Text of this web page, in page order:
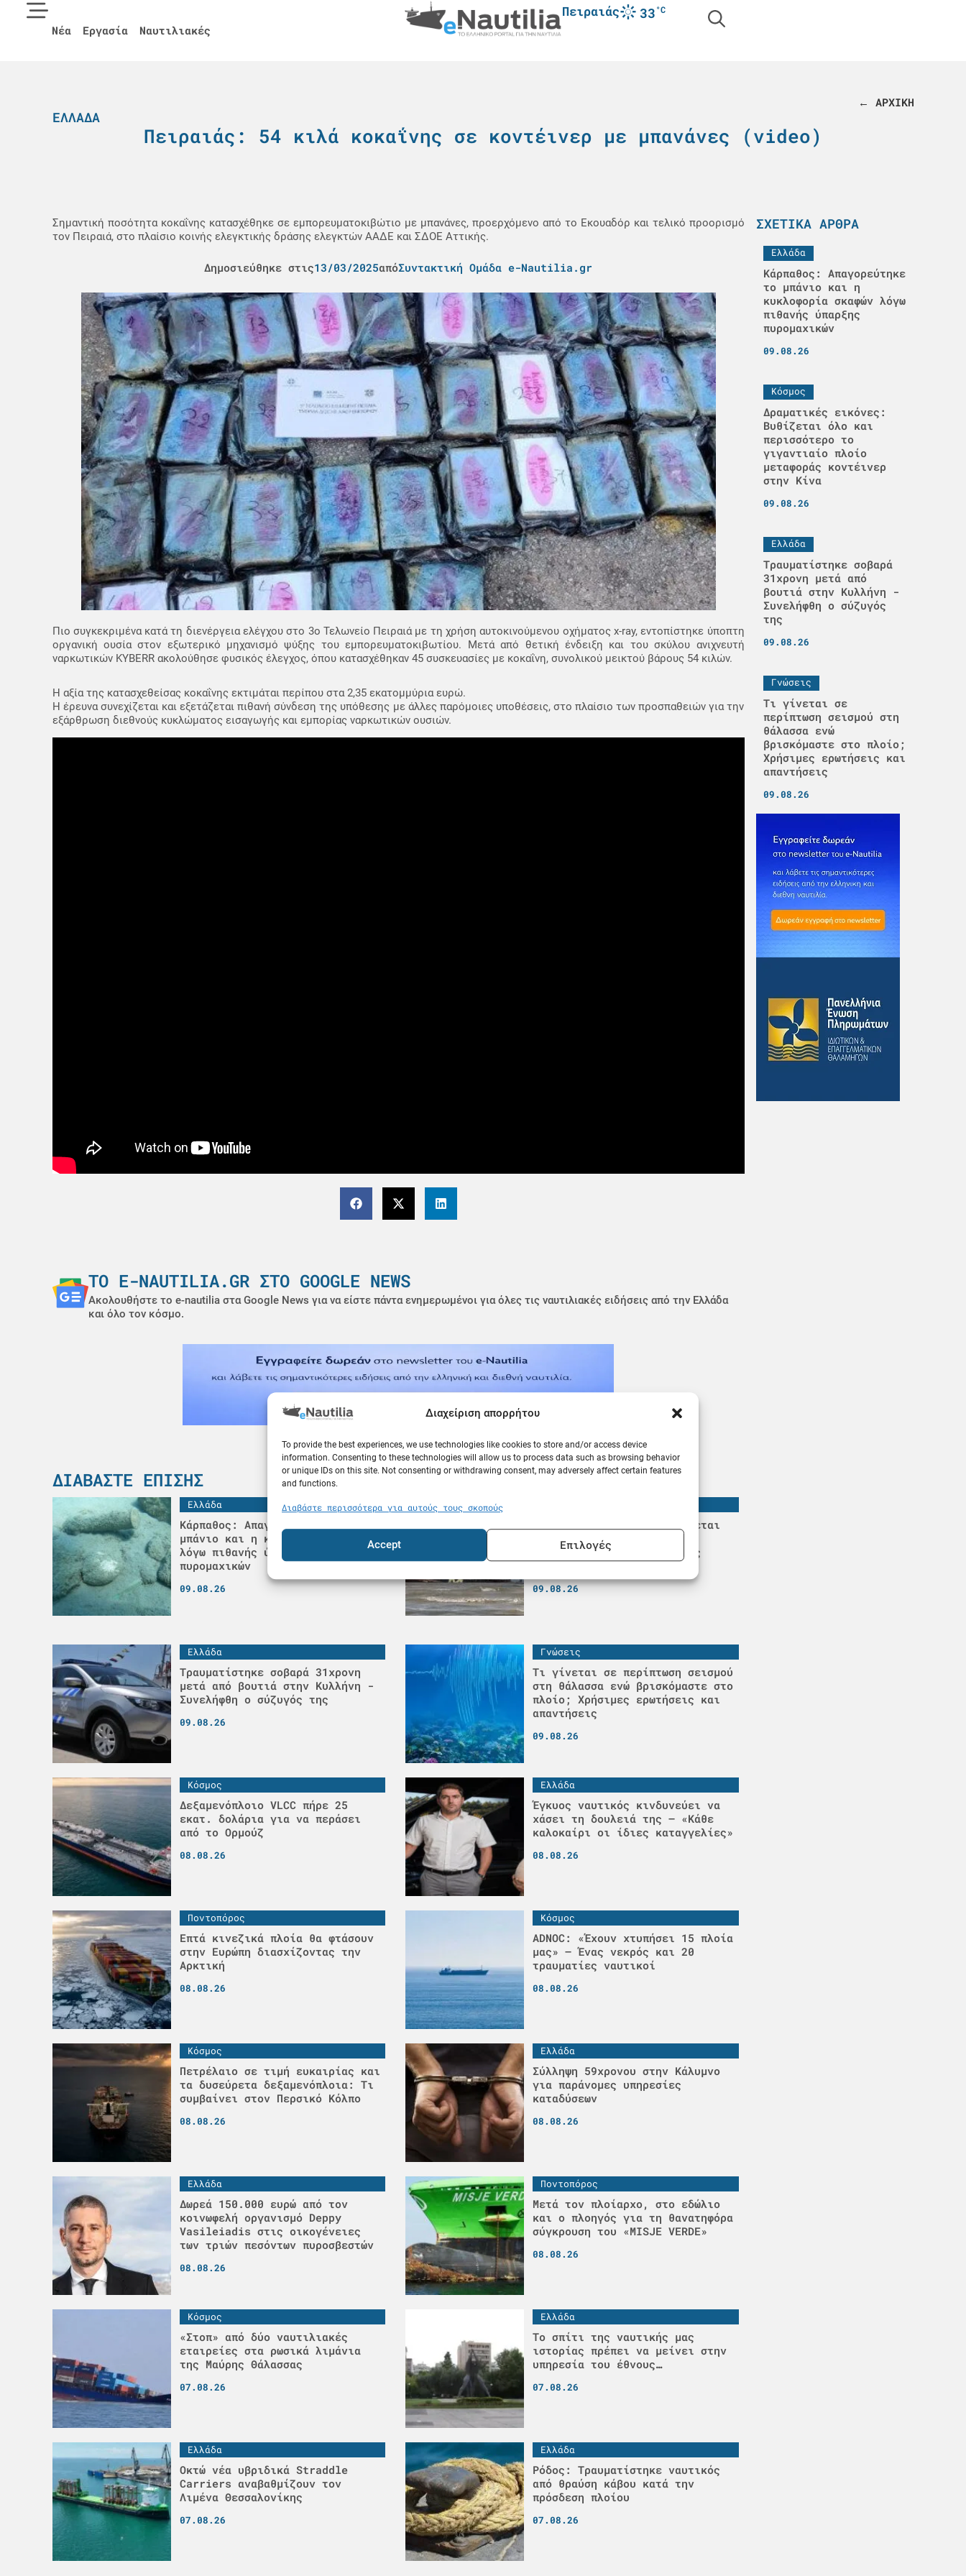
Διαχείριση απορρήτου
To provide the best experiences, we use technologies like cookies to store and/or access device
information. Consenting to these technologies will allow us to process data such as browsing behavior
or unique IDs on this site. Not consenting or withdrawing consent, may adversely affect certain features
and functions.
Διαβάστε περισσότερα για αυτούς τους σκοπούς
Accept Επιλογές
Νέα Εργασία Ναυτιλιακές
Πειραιάς 33°C
← ΑΡΧΙΚΗ
ΕΛΛΆΔΑ
Πειραιάς: 54 κιλά κοκαΐνης σε κοντέινερ με μπανάνες (video)
Σημαντική ποσότητα κοκαΐνης κατασχέθηκε σε εμπορευματοκιβώτιο με μπανάνες, προερχόμενο από το Εκουαδόρ και τελικό προορισμό
τον Πειραιά, στο πλαίσιο κοινής ελεγκτικής δράσης ελεγκτών ΑΑΔΕ και ΣΔΟΕ Αττικής.
Δημοσιεύθηκε στις13/03/2025απόΣυντακτική Ομάδα e-Nautilia.gr
Πιο συγκεκριμένα κατά τη διενέργεια ελέγχου στο 3ο Τελωνείο Πειραιά με τη χρήση αυτοκινούμενου οχήματος x-ray, εντοπίστηκε ύποπτη
οργανική ουσία στον εξωτερικό μηχανισμό ψύξης του εμπορευματοκιβωτίου. Μετά από θετική ένδειξη και του σκύλου ανιχνευτή
ναρκωτικών KYBERR ακολούθησε φυσικός έλεγχος, όπου κατασχέθηκαν 45 συσκευασίες με κοκαΐνη, συνολικού μεικτού βάρους 54 κιλών.
Η αξία της κατασχεθείσας κοκαΐνης εκτιμάται περίπου στα 2,35 εκατομμύρια ευρώ.
Η έρευνα συνεχίζεται και εξετάζεται πιθανή σύνδεση της υπόθεσης με άλλες παρόμοιες υποθέσεις, στο πλαίσιο των προσπαθειών για την
εξάρθρωση διεθνούς κυκλώματος εισαγωγής και εμπορίας ναρκωτικών ουσιών.
ΤΟ E-NAUTILIA.GR ΣΤΟ GOOGLE NEWS
Ακολουθήστε το e-nautilia στα Google News για να είστε πάντα ενημερωμένοι για όλες τις ναυτιλιακές ειδήσεις από την Ελλάδα
και όλο τον κόσμο.
ΔΙΑΒΆΣΤΕ ΕΠΊΣΗΣ
Ελλάδα
Κάρπαθος: Απαγορεύτηκε το
μπάνιο και η κυκλοφορία σκαφών
λόγω πιθανής ύπαρξης
πυρομαχικών
09.08.26
Δραματικές εικόνες: Βυθίζεται
όλο και περισσότερο το
γιγαντιαίο πλοίο μεταφοράς
κοντέινερ στην Κίνα
09.08.26
Ελλάδα
Τραυματίστηκε σοβαρά 31χρονη
μετά από βουτιά στην Κυλλήνη -
Συνελήφθη ο σύζυγός της
09.08.26
Γνώσεις
Τι γίνεται σε περίπτωση σεισμού
στη θάλασσα ενώ βρισκόμαστε στο
πλοίο; Χρήσιμες ερωτήσεις και
απαντήσεις
09.08.26
Κόσμος
Δεξαμενόπλοιο VLCC πήρε 25
εκατ. δολάρια για να περάσει
από το Ορμούζ
08.08.26
Ελλάδα
Έγκυος ναυτικός κινδυνεύει να
χάσει τη δουλειά της – «Κάθε
καλοκαίρι οι ίδιες καταγγελίες»
08.08.26
Ποντοπόρος
Επτά κινεζικά πλοία θα φτάσουν
στην Ευρώπη διασχίζοντας την
Αρκτική
08.08.26
Κόσμος
ADNOC: «Έχουν χτυπήσει 15 πλοία
μας» – Ένας νεκρός και 20
τραυματίες ναυτικοί
08.08.26
Κόσμος
Πετρέλαιο σε τιμή ευκαιρίας και
τα δυσεύρετα δεξαμενόπλοια: Τι
συμβαίνει στον Περσικό Κόλπο
08.08.26
Ελλάδα
Σύλληψη 59χρονου στην Κάλυμνο
για παράνομες υπηρεσίες
καταδύσεων
08.08.26
Ελλάδα
Δωρεά 150.000 ευρώ από τον
κοινωφελή οργανισμό Deppy
Vasileiadis στις οικογένειες
των τριών πεσόντων πυροσβεστών
08.08.26
Ποντοπόρος
Μετά τον πλοίαρχο, στο εδώλιο
και ο πλοηγός για τη θανατηφόρα
σύγκρουση του «MISJE VERDE»
08.08.26
Κόσμος
«Στοπ» από δύο ναυτιλιακές
εταιρείες στα ρωσικά λιμάνια
της Μαύρης Θάλασσας
07.08.26
Ελλάδα
Το σπίτι της ναυτικής μας
ιστορίας πρέπει να μείνει στην
υπηρεσία του έθνους…
07.08.26
Ελλάδα
Οκτώ νέα υβριδικά Straddle
Carriers αναβαθμίζουν τον
Λιμένα Θεσσαλονίκης
07.08.26
Ελλάδα
Ρόδος: Τραυματίστηκε ναυτικός
από θραύση κάβου κατά την
πρόσδεση πλοίου
07.08.26
ΣΧΕΤΙΚΆ ΆΡΘΡΑ
Ελλάδα
Κάρπαθος: Απαγορεύτηκε
το μπάνιο και η
κυκλοφορία σκαφών λόγω
πιθανής ύπαρξης
πυρομαχικών
09.08.26
Κόσμος
Δραματικές εικόνες:
Βυθίζεται όλο και
περισσότερο το
γιγαντιαίο πλοίο
μεταφοράς κοντέινερ
στην Κίνα
09.08.26
Ελλάδα
Τραυματίστηκε σοβαρά
31χρονη μετά από
βουτιά στην Κυλλήνη -
Συνελήφθη ο σύζυγός
της
09.08.26
Γνώσεις
Τι γίνεται σε
περίπτωση σεισμού στη
θάλασσα ενώ
βρισκόμαστε στο πλοίο;
Χρήσιμες ερωτήσεις και
απαντήσεις
09.08.26